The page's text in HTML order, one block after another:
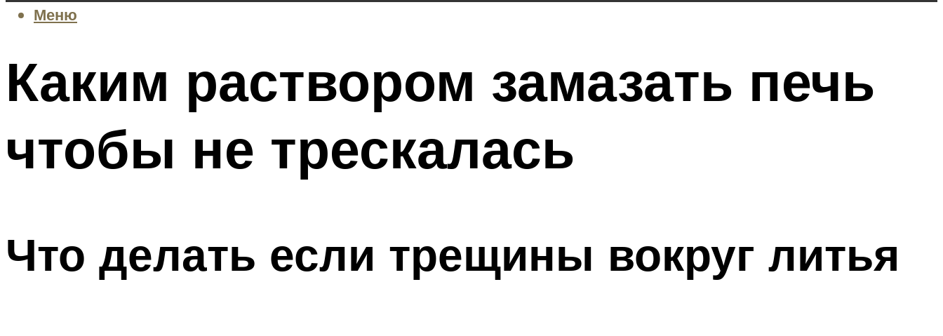
Меню
Каким раствором замазать печь
чтобы не трескалась
Что делать если трещины вокруг литья